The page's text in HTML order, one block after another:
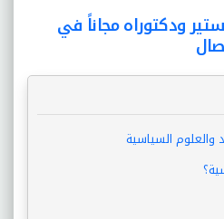
ودكتوراه مجاناً في
والعلوم السياسية